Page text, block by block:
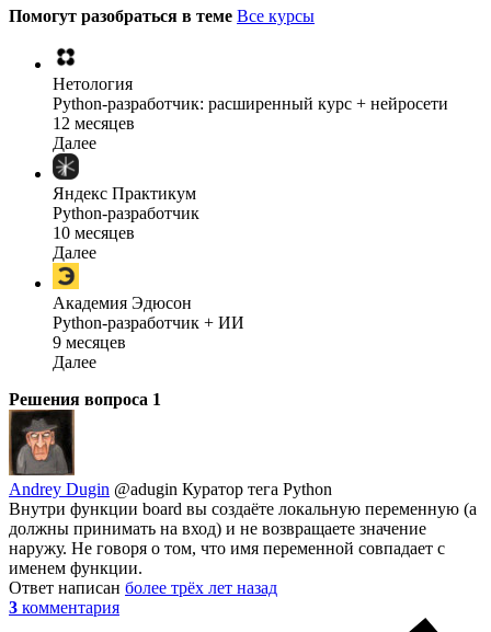
Помогут разобраться в теме Все курсы
Нетология
Python-разработчик: расширенный курс + нейросети
12 месяцев
Далее
Яндекс Практикум
Python-разработчик
10 месяцев
Далее
Академия Эдюсон
Python-разработчик + ИИ
9 месяцев
Далее
Решения вопроса 1
Andrey Dugin @adugin Куратор тега Python
Внутри функции board вы создаёте локальную переменную (а
должны принимать на вход) и не возвращаете значение
наружу. Не говоря о том, что имя переменной совпадает с
именем функции.
Ответ написан более трёх лет назад
3 комментария